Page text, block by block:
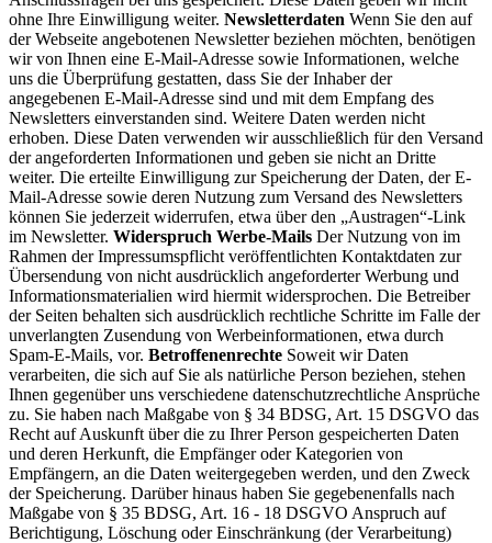
ohne Ihre Einwilligung weiter. Newsletterdaten Wenn Sie den auf
der Webseite angebotenen Newsletter beziehen möchten, benötigen
wir von Ihnen eine E-Mail-Adresse sowie Informationen, welche
uns die Überprüfung gestatten, dass Sie der Inhaber der
angegebenen E-Mail-Adresse sind und mit dem Empfang des
Newsletters einverstanden sind. Weitere Daten werden nicht
erhoben. Diese Daten verwenden wir ausschließlich für den Versand
der angeforderten Informationen und geben sie nicht an Dritte
weiter. Die erteilte Einwilligung zur Speicherung der Daten, der E-
Mail-Adresse sowie deren Nutzung zum Versand des Newsletters
können Sie jederzeit widerrufen, etwa über den „Austragen“-Link
im Newsletter. Widerspruch Werbe-Mails Der Nutzung von im
Rahmen der Impressumspflicht veröffentlichten Kontaktdaten zur
Übersendung von nicht ausdrücklich angeforderter Werbung und
Informationsmaterialien wird hiermit widersprochen. Die Betreiber
der Seiten behalten sich ausdrücklich rechtliche Schritte im Falle der
unverlangten Zusendung von Werbeinformationen, etwa durch
Spam-E-Mails, vor. Betroffenenrechte Soweit wir Daten
verarbeiten, die sich auf Sie als natürliche Person beziehen, stehen
Ihnen gegenüber uns verschiedene datenschutzrechtliche Ansprüche
zu. Sie haben nach Maßgabe von § 34 BDSG, Art. 15 DSGVO das
Recht auf Auskunft über die zu Ihrer Person gespeicherten Daten
und deren Herkunft, die Empfänger oder Kategorien von
Empfängern, an die Daten weitergegeben werden, und den Zweck
der Speicherung. Darüber hinaus haben Sie gegebenenfalls nach
Maßgabe von § 35 BDSG, Art. 16 - 18 DSGVO Anspruch auf
Berichtigung, Löschung oder Einschränkung (der Verarbeitung)